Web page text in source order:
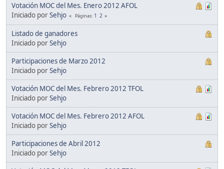
Votación MOC del Mes. Enero 2012 AFOL
Iniciado porSehjo Páginas 1 2
Listado de ganadores
Iniciado porSehjo
Participaciones de Marzo 2012
Iniciado porSehjo
Votación MOC del Mes. Febrero 2012 TFOL
Iniciado porSehjo
Votación MOC del Mes. Febrero 2012 AFOL
Iniciado porSehjo
Participaciones de Abril 2012
Iniciado porSehjo